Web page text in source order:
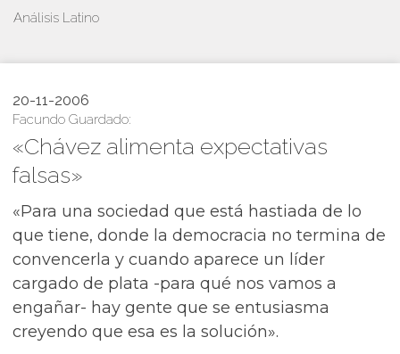
Análisis Latino
20-11-2006
Facundo Guardado:
«Chávez alimenta expectativas
falsas»
«Para una sociedad que está hastiada de lo
que tiene, donde la democracia no termina de
convencerla y cuando aparece un líder
cargado de plata -para qué nos vamos a
engañar- hay gente que se entusiasma
creyendo que esa es la solución».